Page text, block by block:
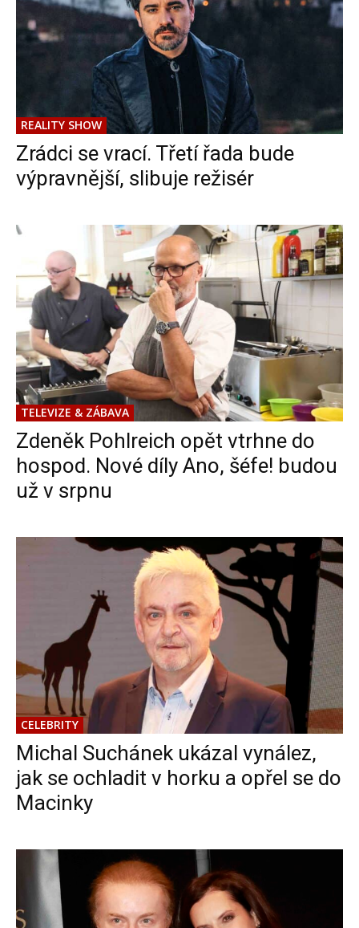
REALITY SHOW
Zrádci se vrací. Třetí řada bude
výpravnější, slibuje režisér
TELEVIZE & ZÁBAVA
Zdeněk Pohlreich opět vtrhne do
hospod. Nové díly Ano, šéfe! budou
už v srpnu
CELEBRITY
Michal Suchánek ukázal vynález,
jak se ochladit v horku a opřel se do
Macinky